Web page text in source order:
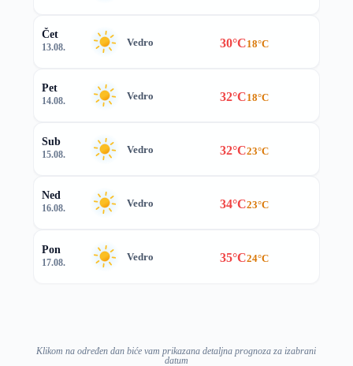
Čet
13.08. Vedro 30°C18°C
Pet
14.08. Vedro 32°C18°C
Sub
15.08. Vedro 32°C23°C
Ned
16.08. Vedro 34°C23°C
Pon
17.08. Vedro 35°C24°C
Klikom na određen dan biće vam prikazana detaljna prognoza za izabrani
datum